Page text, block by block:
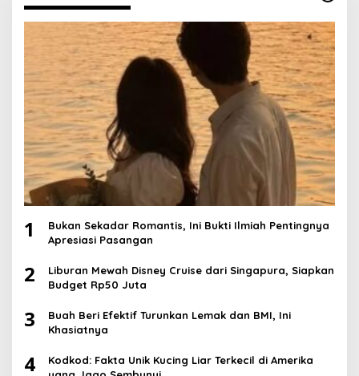
1
Bukan Sekadar Romantis, Ini Bukti Ilmiah Pentingnya
Apresiasi Pasangan
2
Liburan Mewah Disney Cruise dari Singapura, Siapkan
Budget Rp50 Juta
3
Buah Beri Efektif Turunkan Lemak dan BMI, Ini
Khasiatnya
4
Kodkod: Fakta Unik Kucing Liar Terkecil di Amerika